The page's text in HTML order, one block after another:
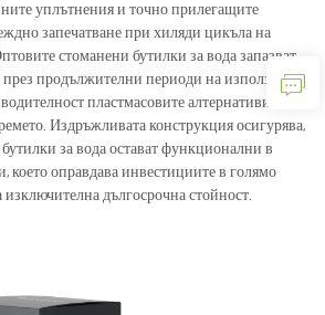
уплътнения и точно прилегащите
запечатване при хиляди цикъла на
стоманени бутилки за вода запазват
през продължителни периоди на използване
пластмасовите алтернативи,
Издръжливата конструкция осигурява,
за вода остават функционални в
което оправдава инвестициите в голямо
изключителна дългосрочна стойност.